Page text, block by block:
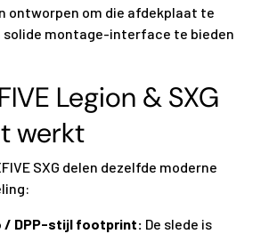
ontworpen om die afdekplaat te
solide montage-interface te bieden
Legion & SXG
werkt
SXG delen dezelfde moderne
/ DPP-stijl footprint: De slede is